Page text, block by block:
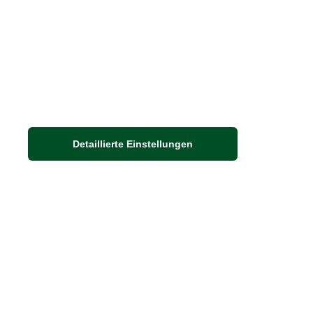
Detaillierte Einstellungen
Nachhaltigkeit bei THE BRITISH SHOP